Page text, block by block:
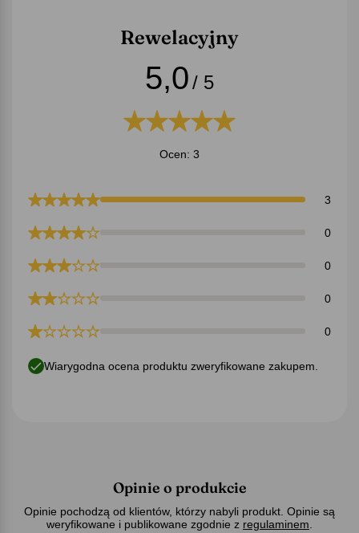
Rewelacyjny
5,0/ 5
Ocen: 3
3
0
0
0
0
Wiarygodna ocena produktu zweryfikowane zakupem.
Opinie o produkcie
Opinie pochodzą od klientów, którzy nabyli produkt. Opinie są
weryfikowane i publikowane zgodnie z regulaminem